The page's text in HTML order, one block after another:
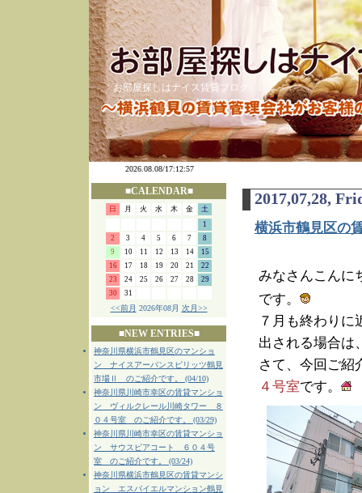
お部屋探しはナイス賃貸ブログ
■CALENDAR■
日 月 火 水 木 金
土
1
2
3 4 5 6 7
8
9
10 11 12 13 14
15
16
17 18 19 20 21
22
23
24 25 26 27 28
29
30
31
<<前月 2026年08月 次月>>
■NEW ENTRIES■
神奈川県横浜市鶴見区のマンショ
ン ナイスアーバンスピリッツ鶴見
市場Ⅱ のご紹介です。 (04/10)
神奈川県川崎市幸区の賃貸マンショ
ン ヴィルクレール川崎タワー ８
０４号室 のご紹介です。 (03/29)
神奈川県川崎市幸区の賃貸マンショ
ン サウスピアコート ６０４号
室 のご紹介です。 (03/24)
神奈川県横浜市鶴見区の賃貸マンシ
ョン エスバイエルマンション鶴見
2017,07,28,
横浜市鶴見区の
みなさんこん
です。
７月も終わりに
出される場合は
さて、今回ご紹
４号室です。